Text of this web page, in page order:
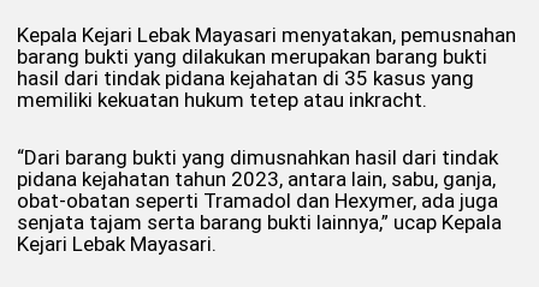
Kepala Kejari Lebak Mayasari menyatakan, pemusnahan
barang bukti yang dilakukan merupakan barang bukti
hasil dari tindak pidana kejahatan di 35 kasus yang
memiliki kekuatan hukum tetep atau inkracht.
“Dari barang bukti yang dimusnahkan hasil dari tindak
pidana kejahatan tahun 2023, antara lain, sabu, ganja,
obat-obatan seperti Tramadol dan Hexymer, ada juga
senjata tajam serta barang bukti lainnya,” ucap Kepala
Kejari Lebak Mayasari.